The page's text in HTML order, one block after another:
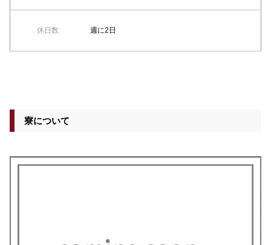
休日数 週に2日
寮について